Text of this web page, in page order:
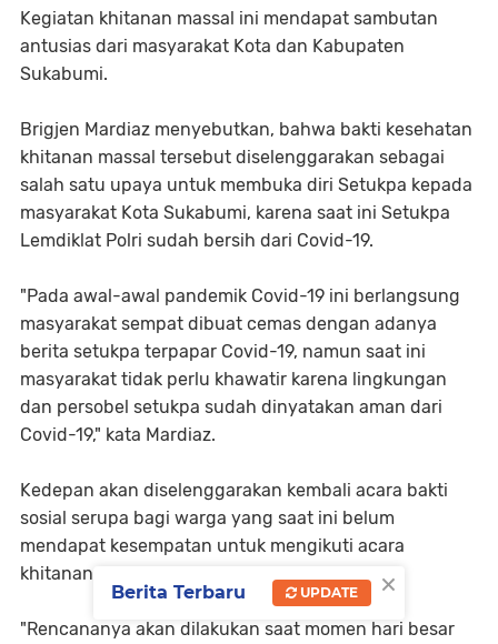
Kegiatan khitanan massal ini mendapat sambutan
antusias dari masyarakat Kota dan Kabupaten
Sukabumi.
Brigjen Mardiaz menyebutkan, bahwa bakti kesehatan
khitanan massal tersebut diselenggarakan sebagai
salah satu upaya untuk membuka diri Setukpa kepada
masyarakat Kota Sukabumi, karena saat ini Setukpa
Lemdiklat Polri sudah bersih dari Covid-19.
"Pada awal-awal pandemik Covid-19 ini berlangsung
masyarakat sempat dibuat cemas dengan adanya
berita setukpa terpapar Covid-19, namun saat ini
masyarakat tidak perlu khawatir karena lingkungan
dan persobel setukpa sudah dinyatakan aman dari
Covid-19," kata Mardiaz.
Kedepan akan diselenggarakan kembali acara bakti
sosial serupa bagi warga yang saat ini belum
mendapat kesempatan untuk mengikuti acara
khitanan saat ini.
"Rencananya akan dilakukan saat momen hari besar
×
Berita Terbaru UPDATE